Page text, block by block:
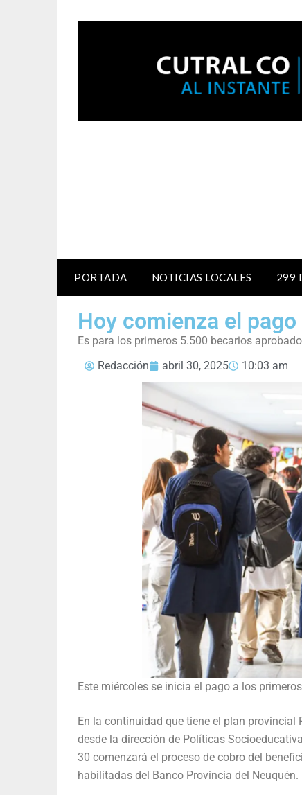
PORTADA NOTICIAS LOCALES 299
Hoy comienza el
Es para los primeros 5.500 becarios
Redacción
abril 30, 2025 10:03 am
Este miércoles se inicia el pago a los
En la continuidad que tiene el plan provincial
desde la dirección de Políticas
30 comenzará el proceso de cobro del
habilitadas del Banco Provincia del Neuquén.